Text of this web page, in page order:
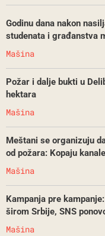
Godinu dana nakon
studenata i građanstva
Mašina
Požar i dalje bukti u
hektara
Mašina
Meštani se organizuju
od požara: Kopaju
Mašina
Kampanja pre
širom Srbije, SNS
Mašina